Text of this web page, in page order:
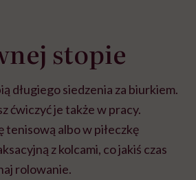
stopie
długiego siedzenia za biurkiem.
ćwiczyć je także w pracy.
tenisową albo w piłeczkę
z kolcami, co jakiś czas
rolowanie.